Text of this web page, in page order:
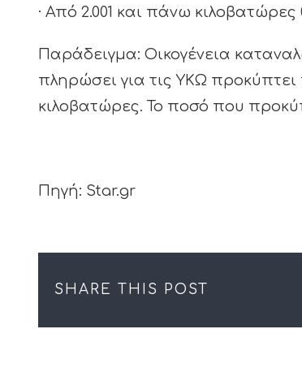
· Από 2.001 και πάνω κιλοβατώρες
Παράδειγμα: Οικογένεια
πληρώσει για τις ΥΚΩ προκύπτει
κιλοβατώρες. Το ποσό που
Πηγή: Star.gr
SHARE THIS POST